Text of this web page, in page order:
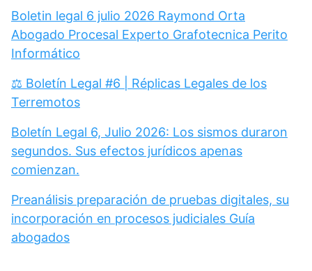
Boletin legal 6 julio 2026 Raymond Orta
Abogado Procesal Experto Grafotecnica Perito
Informático
⚖️ Boletín Legal #6 | Réplicas Legales de los
Terremotos
Boletín Legal 6, Julio 2026: Los sismos duraron
segundos. Sus efectos jurídicos apenas
comienzan.
Preanálisis preparación de pruebas digitales, su
incorporación en procesos judiciales Guía
abogados